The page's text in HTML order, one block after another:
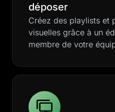
déposer
Créez des playlists et
visuelles grâce à un
membre de votre